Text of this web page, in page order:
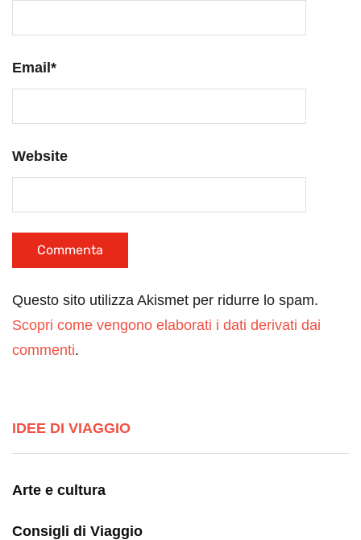
Email*
Website
Questo sito utilizza Akismet per ridurre lo spam.
Scopri come vengono elaborati i dati derivati dai
commenti.
IDEE DI VIAGGIO
Arte e cultura
Consigli di Viaggio